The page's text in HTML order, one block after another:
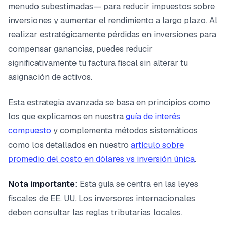
menudo subestimadas— para reducir impuestos sobre
inversiones y aumentar el rendimiento a largo plazo. Al
realizar estratégicamente pérdidas en inversiones para
compensar ganancias, puedes reducir
significativamente tu factura fiscal sin alterar tu
asignación de activos.
Esta estrategia avanzada se basa en principios como
los que explicamos en nuestraguía de interés
compuesto y complementa métodos sistemáticos
como los detallados en nuestro artículo sobre
promedio del costo en dólares vs inversión única.
Nota importante: Esta guía se centra en las leyes
fiscales de EE. UU. Los inversores internacionales
deben consultar las reglas tributarias locales.